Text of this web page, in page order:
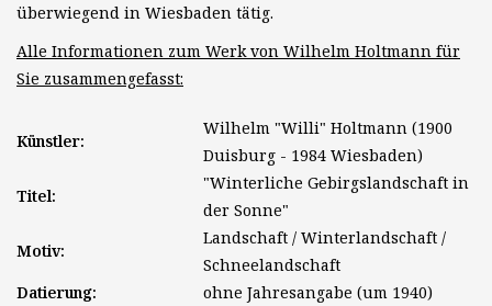
überwiegend in Wiesbaden tätig.
Alle Informationen zum Werk von Wilhelm Holtmann für
Sie zusammengefasst:
Künstler:
Wilhelm "Willi" Holtmann (1900
Duisburg - 1984 Wiesbaden)
Titel:
"Winterliche Gebirgslandschaft in
der Sonne"
Motiv:
Landschaft / Winterlandschaft /
Schneelandschaft
Datierung:
ohne Jahresangabe (um 1940)